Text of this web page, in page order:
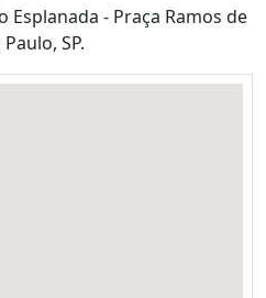
Esplanada - Praça Ramos de
SP.